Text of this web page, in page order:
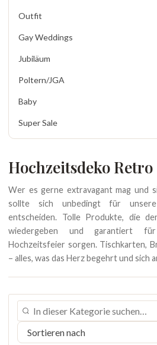
Outfit
Gay Weddings
Jubiläum
Poltern/JGA
Baby
Super Sale
Hochzeitsdeko Retro
Wer es gerne extravagant mag und
sollte sich unbedingt für unsere
entscheiden. Tolle Produkte, die
wiedergeben und garantiert
Hochzeitsfeier sorgen. Tischkarten,
– alles, was das Herz begehrt und sich